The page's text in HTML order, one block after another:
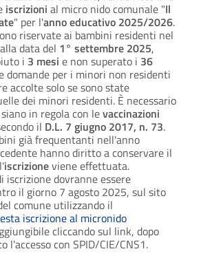
iscrizioni al micro nido comunale "Il
" per l'anno educativo 2025/2026.
riservate ai bambini residenti nel
data del 1° settembre 2025,
i 3 mesi e non superato i 36
domande per i minori non residenti
accolte solo se sono state
dei minori residenti. È necessario
in regola con levaccinazioni
il D.L. 7 giugno 2017, n. 73.
già frequentanti nell'anno
hanno diritto a conservare il
iscrizioneviene effettuata.
iscrizione dovranne essere
il giorno 7 agosto 2025, sul sito
comune utilizzando il
iscrizione al micronido
cliccando sul link, dopo
l'accesso con SPID/CIE/CNS1.